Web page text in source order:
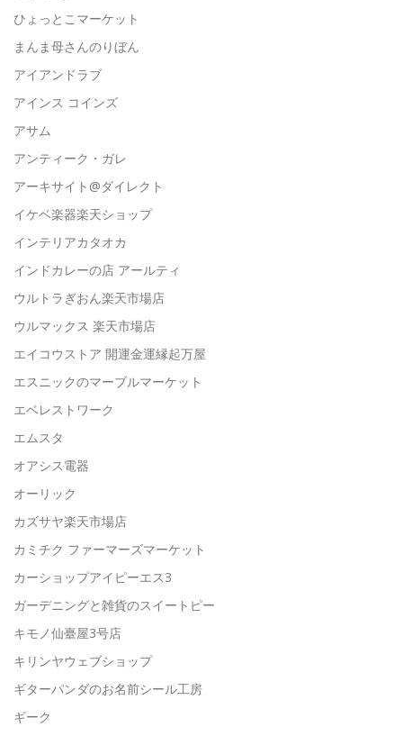
ひょっとこマーケット
まんま母さんのりぼん
アイアンドラブ
アインス コインズ
アサム
アンティーク・ガレ
アーキサイト@ダイレクト
イケベ楽器楽天ショップ
インテリアカタオカ
インドカレーの店 アールティ
ウルトラぎおん楽天市場店
ウルマックス 楽天市場店
エイコウストア 開運金運縁起万屋
エスニックのマーブルマーケット
エベレストワーク
エムスタ
オアシス電器
オーリック
カズサヤ楽天市場店
カミチク ファーマーズマーケット
カーショップアイピーエス3
ガーデニングと雑貨のスイートピー
キモノ仙臺屋3号店
キリンヤウェブショップ
ギターパンダのお名前シール工房
ギーク